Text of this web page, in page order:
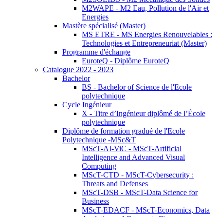
M2WAPE - M2 Eau, Pollution de l'Air et
Energies
Mastère spécialisé (Master)
MS ETRE - MS Energies Renouvelables :
Technologies et Entrepreneuriat (Master)
Programme d'échange
EuroteQ - Diplôme EuroteQ
Catalogue 2022 - 2023
Bachelor
BS - Bachelor of Science de l'Ecole
polytechnique
Cycle Ingénieur
X - Titre d’Ingénieur diplômé de l’École
polytechnique
Diplôme de formation gradué de l'Ecole
Polytechnique -MSc&T
MScT-AI-ViC - MScT-Artificial
Intelligence and Advanced Visual
Computing
MScT-CTD - MScT-Cybersecurity :
Threats and Defenses
MScT-DSB - MScT-Data Science for
Business
MScT-EDACF - MScT-Economics, Data